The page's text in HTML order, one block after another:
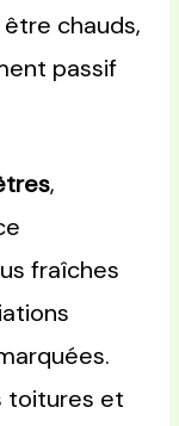
chauds,
passif
,
fraîches
toitures et